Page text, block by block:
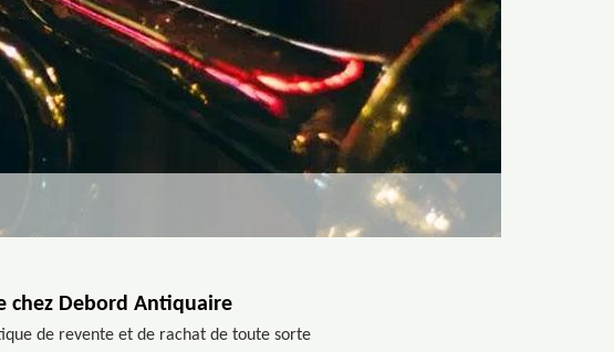
chez Debord Antiquaire
de revente et de rachat de toute sorte